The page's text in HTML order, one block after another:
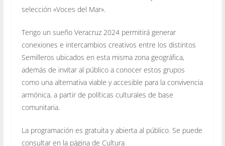
selección «Voces del Mar».
Tengo un sueño Veracruz 2024 permitirá generar
conexiones e intercambios creativos entre los distintos
Semilleros ubicados en esta misma zona geográfica,
además de invitar al público a conocer estos grupos
como una alternativa viable y accesible para la convivencia
armónica, a partir de políticas culturales de base
comunitaria.
La programación es gratuita y abierta al público. Se puede
consultar en la página de Cultura